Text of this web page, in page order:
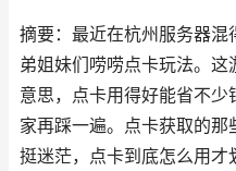
摘要：最近在杭州服务器
弟姐妹们唠唠点卡玩法。
意思，点卡用得好能省不
家再踩一遍。点卡获取的
挺迷茫，点卡到底怎么用